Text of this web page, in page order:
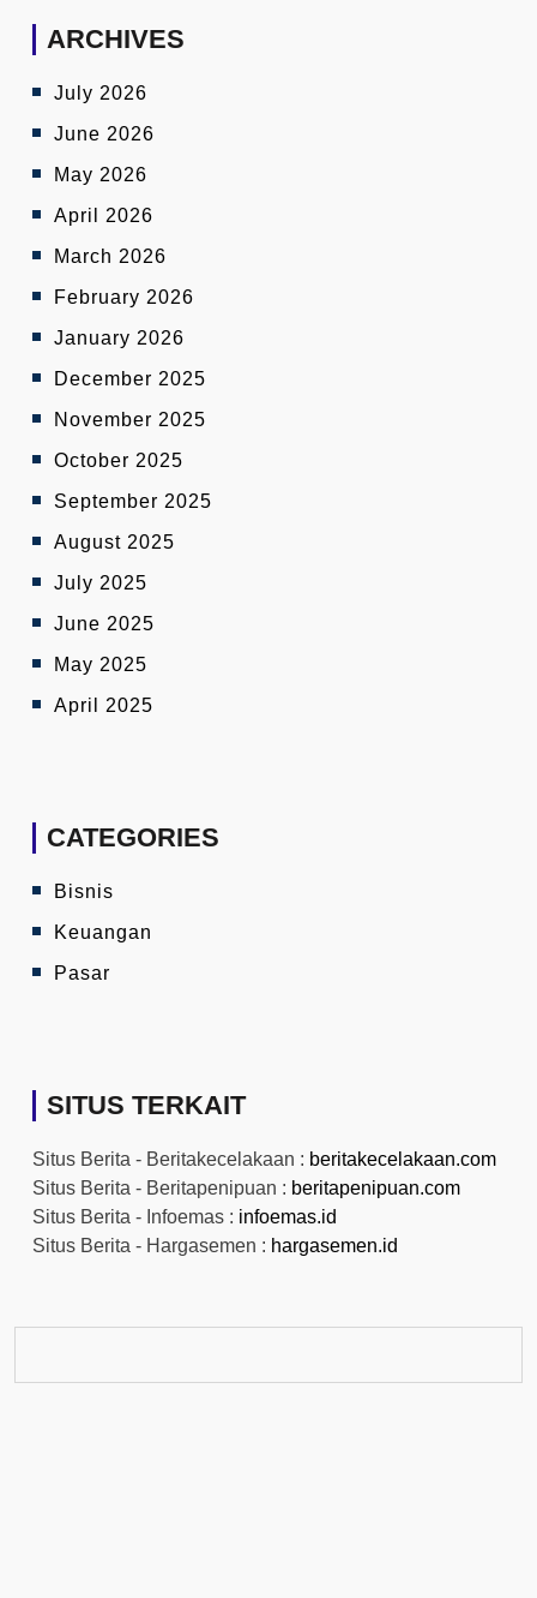
ARCHIVES
July 2026
June 2026
May 2026
April 2026
March 2026
February 2026
January 2026
December 2025
November 2025
October 2025
September 2025
August 2025
July 2025
June 2025
May 2025
April 2025
CATEGORIES
Bisnis
Keuangan
Pasar
SITUS TERKAIT
Situs Berita - Beritakecelakaan : beritakecelakaan.com
Situs Berita - Beritapenipuan : beritapenipuan.com
Situs Berita - Infoemas : infoemas.id
Situs Berita - Hargasemen : hargasemen.id